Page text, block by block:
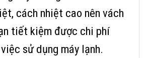
cách nhiệt cao nên vách
tiết kiệm được chi phí
sử dụng máy lạnh.